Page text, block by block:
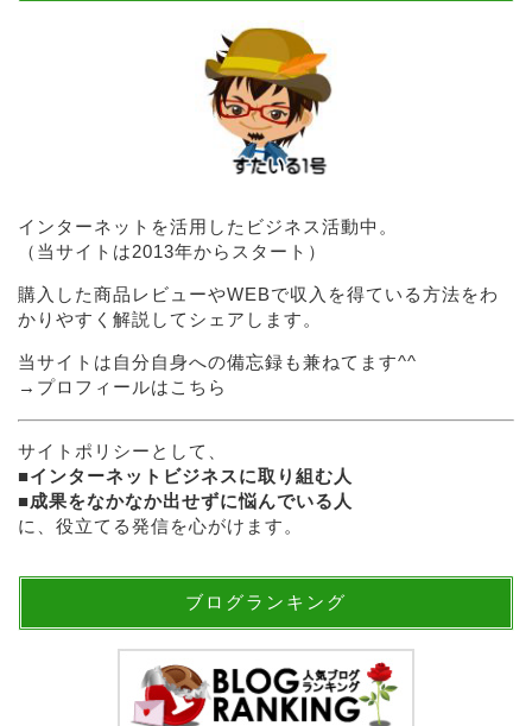
インターネットを活用したビジネス活動中。
（当サイトは2013年からスタート）
購入した商品レビューやWEBで収入を得ている方法をわ
かりやすく解説してシェアします。
当サイトは自分自身への備忘録も兼ねてます^^
→ プロフィールはこちら
サイトポリシーとして、
■インターネットビジネスに取り組む人
■成果をなかなか出せずに悩んでいる人
に、役立てる発信を心がけます。
ブログランキング